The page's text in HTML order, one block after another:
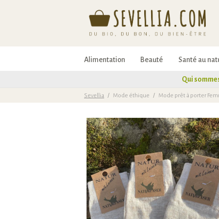
Alimentation Beauté Santé au
Qui
Sevellia / Mode éthique / Mode prêt à porter